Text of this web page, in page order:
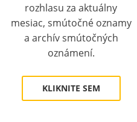
rozhlasu za aktuálny
mesiac, smútočné oznamy
a archív smútočných
oznámení.
KLIKNITE SEM